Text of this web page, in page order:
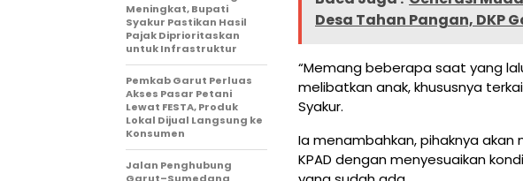
Desa Tahan Pangan, DKP
“Memang beberapa saat yang
melibatkan anak, khususnya
Syakur.
Ia menambahkan, pihaknya
KPAD dengan menyesuaikan
Meningkat, Bupati
Syakur Pastikan Hasil
Pajak Diprioritaskan
untuk Infrastruktur
Pemkab Garut Perluas
Akses Pasar Petani
Lewat FESTA, Produk
Lokal Dijual Langsung ke
Konsumen
Jalan Penghubung